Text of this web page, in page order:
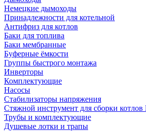
Немецкие дымоходы
Принадлежности для котельной
Антифриз для котлов
Баки для топлива
Баки мембранные
Буферные ёмкости
Группы быстрого монтажа
Инверторы
Комплектующие
Насосы
Стабилизаторы напряжения
Стяжной инструмент для сборки котлов
Трубы и комплектующие
Душевые лотки и трапы